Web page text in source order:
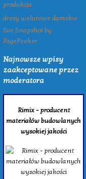
produkcja
dresy welurowe damskie
Site Snapshot by
PagePeeker
Najnowsze wpisy
zaakceptowane przez
moderatora
Rimix - producent
materiałów budowlanych
wysokiej jakości